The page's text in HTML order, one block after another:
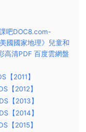
吧DOC8.com-
國國家地理》兒童和
高清PDF 百度雲網盤
2011】
【2012】
【2013】
【2014】
【2015】